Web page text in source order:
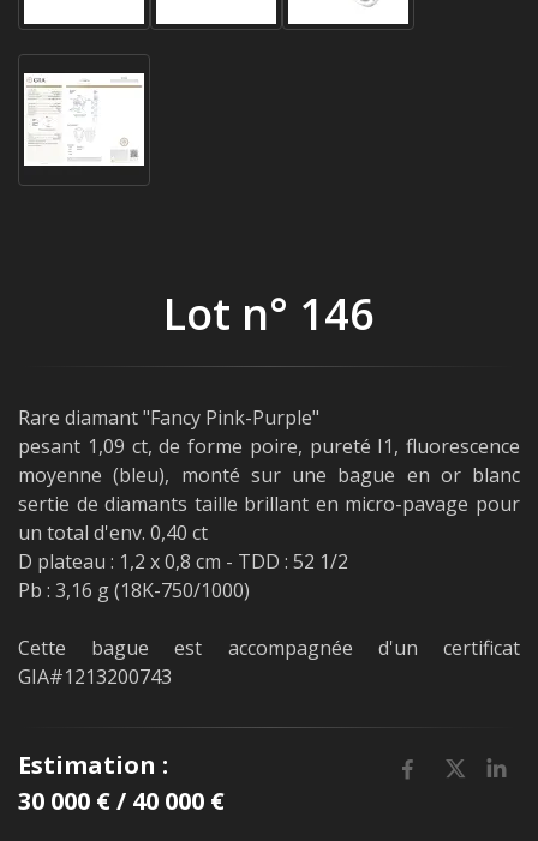
Lot n° 146
Rare diamant "Fancy Pink-Purple"
pesant 1,09 ct, de forme poire, pureté I1, fluorescence
moyenne (bleu), monté sur une bague en or blanc
sertie de diamants taille brillant en micro-pavage pour
un total d'env. 0,40 ct
D plateau : 1,2 x 0,8 cm - TDD : 52 1/2
Pb : 3,16 g (18K-750/1000)
Cette bague est accompagnée d'un certificat
GIA#1213200743
Estimation :
30 000 € / 40 000 €